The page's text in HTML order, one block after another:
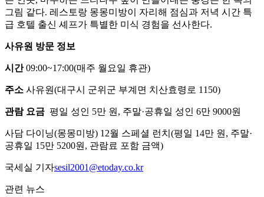
그림 같다. 레스토랑 몽몽미방이 자리해 점심과 저녁 시간 특
급 호텔 출신 셰프가 특별한 미식 경험을 선사한다.
사유원 방문 정보
시간09:00~17:00(매주 월요일 휴관)
주소 사유원(대구시 군위군 부계면 치산효령로 1150)
관람 요금 평일 성인 5만 원, 주말·공휴일 성인 6만 9000원
사담 다이닝(몽몽미방) 12월 스페셜 런치(평일 14만 원, 주말·
공휴일 15만 5200원, 관람료 포함 금액)
국세실 기자sesil2001@etoday.co.kr
관련 뉴스